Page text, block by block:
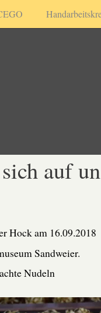
auf
Hock am 16.09.2018
Sandweier.
Nudeln